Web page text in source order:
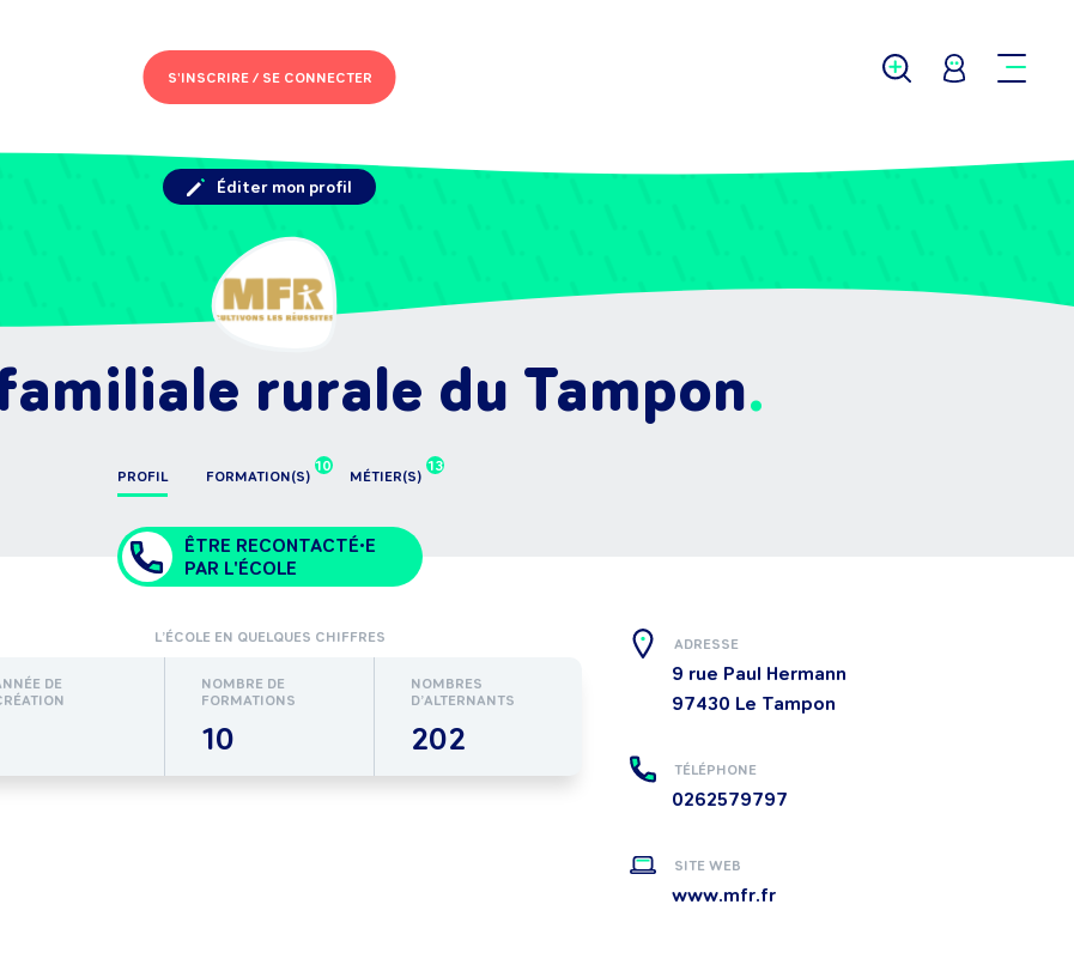
S'INSCRIRE /SE CONNECTER
rurale du Tampon
PROFIL
10
FORMATION(S)
13
MÉTIER(S)
Éditer mon profil
ÊTRE RECONTACTÉ•E
PAR L'ÉCOLE
L’ÉCOLE EN QUELQUES CHIFFRES
DE
NOMBRE DE
FORMATIONS
10
NOMBRES
D’ALTERNANTS
202
ADRESSE
9 rue Paul Hermann
97430 Le Tampon
TÉLÉPHONE
0262579797
SITE WEB
www.mfr.fr